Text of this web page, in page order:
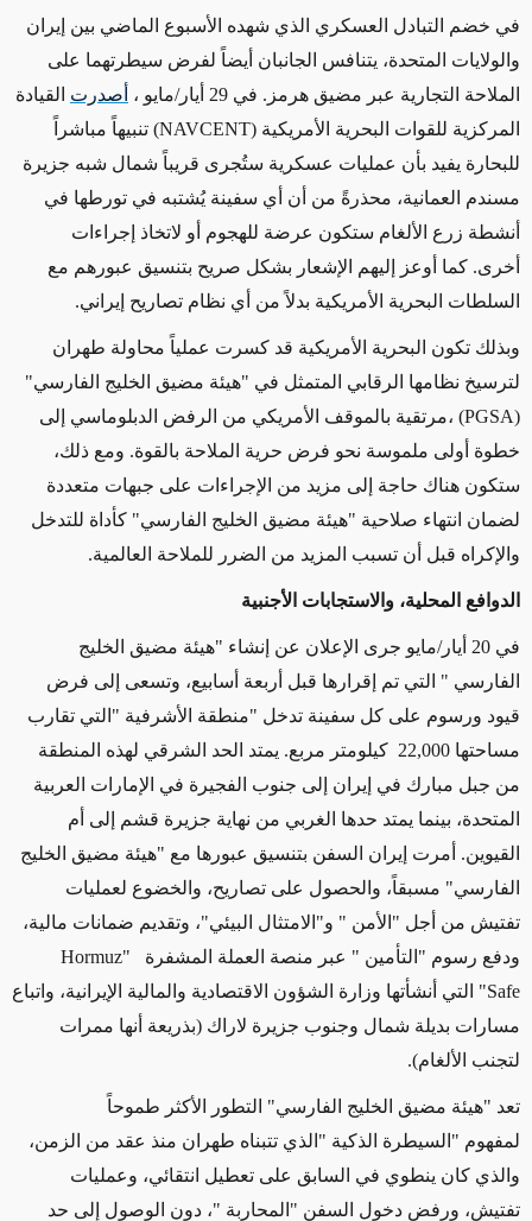
في خضم
التبادل العسكري الذي شهده الأسبوع الماضي بين إيران
والولايات المتحدة، يتنافس الجانبان أيضاً لفرض سيطرتهما على
الملاحة التجارية عبر مضيق هرمز. في 29 أيار/مايو ،
أصدرت القيادة
المركزية للقوات البحرية الأمريكية (NAVCENT)
تنبيهاً مباشراً
للبحارة يفيد بأن عمليات عسكرية ستُجرى قريباً شمال شبه جزيرة
مسندم العمانية، محذرةً من أن أي سفينة يُشتبه في تورطها في
أنشطة زرع الألغام ستكون عرضة للهجوم أو لاتخاذ إجراءات
أخرى. كما أوعز إليهم الإشعار بشكل صريح بتنسيق عبورهم مع
السلطات البحرية الأمريكية بدلاً من أي نظام تصاريح إيراني.
وبذلك تكون البحرية الأمريكية قد كسرت عملياً محاولة طهران
لترسيخ نظامها الرقابي المتمثل في "هيئة مضيق الخليج الفارسي"
(
PGSA) ،مرتقية بالموقف الأمريكي من الرفض الدبلوماسي إلى
خطوة أولى ملموسة نحو فرض حرية الملاحة بالقوة. ومع ذلك،
ستكون هناك حاجة إلى مزيد من الإجراءات على جبهات متعددة
لضمان انتهاء صلاحية "هيئة مضيق الخليج الفارسي" كأداة للتدخل
والإكراه قبل أن تسبب المزيد من الضرر للملاحة العالمية.
الدوافع المحلية، والاستجابات الأجنبية
في 20 أيار/مايو جرى الإعلان عن إنشاء "هيئة مضيق الخليج
الفارسي " التي تم إقرارها قبل أربعة أسابيع، وتسعى إلى فرض
قيود ورسوم على كل سفينة تدخل "منطقة الأشرفية " التي تقارب
مساحتها 22,000 كيلومتر مربع. يمتد الحد الشرقي لهذه المنطقة
من جبل مبارك في إيران إلى جنوب الفجيرة في الإمارات العربية
المتحدة، بينما يمتد حدها الغربي من نهاية جزيرة قشم إلى أم
القيوين. أمرت إيران السفن بتنسيق عبورها مع "هيئة مضيق الخليج
الفارسي" مسبقاً، والحصول على تصاريح، والخضوع لعمليات
تفتيش من أجل " الأمن " و"الامتثال البيئي"، وتقديم ضمانات مالية،
ودفع رسوم " التأمين " عبر منصة العملة المشفرة
"Hormuz
Safe"
التي أنشأتها وزارة الشؤون الاقتصادية والمالية الإيرانية، واتباع
مسارات بديلة شمال وجنوب جزيرة لاراك (بذريعة أنها ممرات
لتجنب الألغام).
تعد "هيئة مضيق الخليج الفارسي" التطور الأكثر طموحاً
لمفهوم " السيطرة الذكية " الذي تتبناه طهران منذ عقد من الزمن،
والذي كان ينطوي في السابق على تعطيل انتقائي، وعمليات
تفتيش، ورفض دخول السفن " المحاربة "، دون الوصول إلى حد